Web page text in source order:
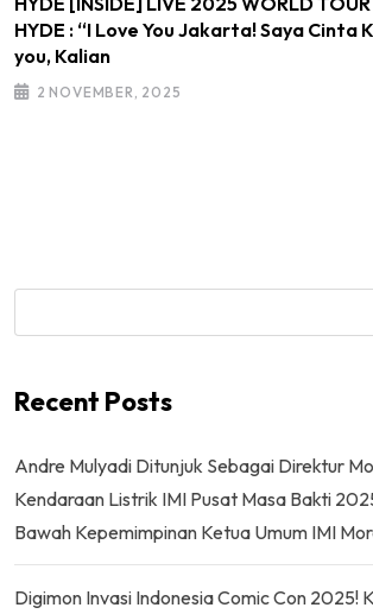
HYDE : “I Love You Jakarta! Saya Cinta
you, Kalian
2 NOVEMBER, 2025
Recent Posts
Andre Mulyadi Ditunjuk Sebagai Direktur
Kendaraan Listrik IMI Pusat Masa Bakti
Bawah Kepemimpinan Ketua Umum IMI
Digimon Invasi Indonesia Comic Con 2025!